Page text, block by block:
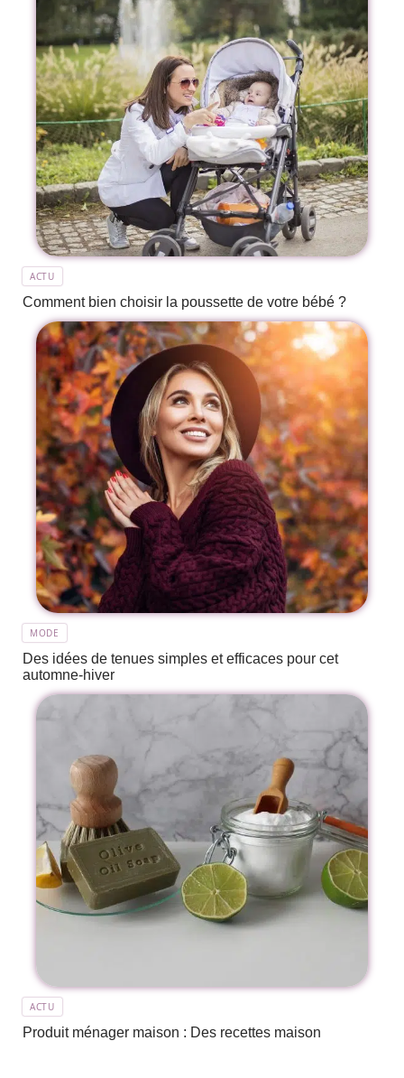
ACTU
Comment bien choisir la poussette de votre bébé ?
MODE
Des idées de tenues simples et efficaces pour cet
automne-hiver
ACTU
Produit ménager maison : Des recettes maison